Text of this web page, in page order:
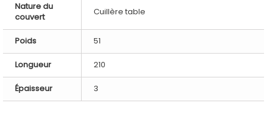
Nature du
couvert
Cuillère table
Poids 51
Longueur 210
Épaisseur 3